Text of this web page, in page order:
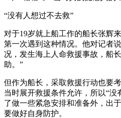
“没有人想过不去救”
对于19岁就上船工作的船长张辉
第一次遇到这种情况。他对记者
况，发生海上人命救援事故，船
助。”
但作为船长，采取救援行动也要
当时展开救援条件允许，所以“没
了做一些紧急安排和准备外，出
要做好自身防护。